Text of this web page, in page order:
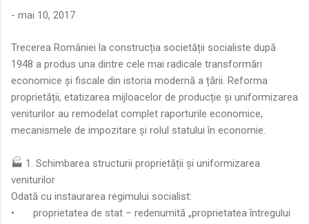
precizie profunzimea și ritmul procesului de rom...
- mai 10, 2017
Trecerea României la construcția societății socialiste după
1948 a produs una dintre cele mai radicale transformări
economice și fiscale din istoria modernă a țării. Reforma
proprietății, etatizarea mijloacelor de producție și uniformizarea
veniturilor au remodelat complet raporturile economice,
mecanismele de impozitare și rolul statului în economie.
🏭 1. Schimbarea structurii proprietății și uniformizarea
veniturilor
Odată cu instaurarea regimului socialist:
•
proprietatea de stat – redenumită „proprietatea întregului